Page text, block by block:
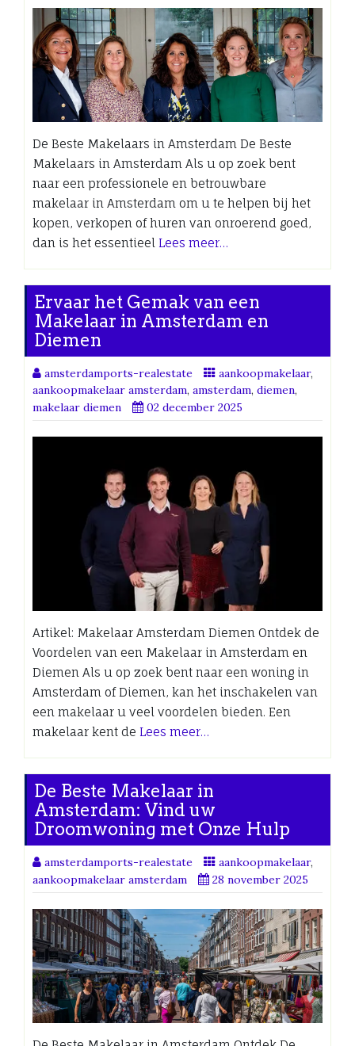
De Beste Makelaars in Amsterdam De Beste
Makelaars in Amsterdam Als u op zoek bent
naar een professionele en betrouwbare
makelaar in Amsterdam om u te helpen bij het
kopen, verkopen of huren van onroerend goed,
dan is het essentieel Lees meer…
Ervaar het Gemak van een
Makelaar in Amsterdam en
Diemen
amsterdamports-realestate aankoopmakelaar,
aankoopmakelaar amsterdam, amsterdam, diemen,
makelaar diemen
02 december 2025
Artikel: Makelaar Amsterdam Diemen Ontdek de
Voordelen van een Makelaar in Amsterdam en
Diemen Als u op zoek bent naar een woning in
Amsterdam of Diemen, kan het inschakelen van
een makelaar u veel voordelen bieden. Een
makelaar kent de Lees meer…
De Beste Makelaar in
Amsterdam: Vind uw
Droomwoning met Onze Hulp
amsterdamports-realestate aankoopmakelaar,
aankoopmakelaar amsterdam
28 november 2025